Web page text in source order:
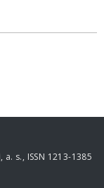
a. s., ISSN 1213-1385